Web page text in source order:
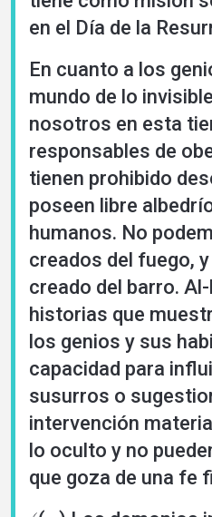
en el Día de la
En cuanto a los
mundo de lo
nosotros en esta
responsables de
tienen prohibido
poseen libre
humanos. No
creados del fuego,
creado del barro.
historias que
los genios y sus
capacidad para
susurros o
intervención
lo oculto y no
que goza de una fe